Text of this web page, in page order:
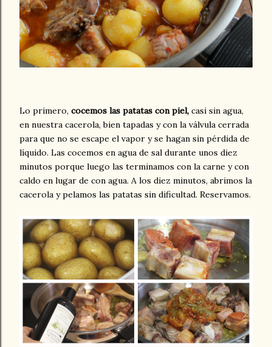
Lo primero, cocemos las patatas con piel, casi sin agua,
en nuestra cacerola, bien tapadas y con la válvula cerrada
para que no se escape el vapor y se hagan sin pérdida de
líquido. Las cocemos en agua de sal durante unos diez
minutos porque luego las terminamos con la carne y con
caldo en lugar de con agua. A los diez minutos, abrimos la
cacerola y pelamos las patatas sin dificultad. Reservamos.